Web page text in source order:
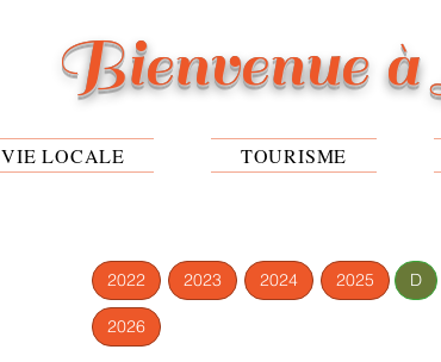
Bienvenue
VIE LOCALE TOURISME
2022 2023 2024 2025
2026
D